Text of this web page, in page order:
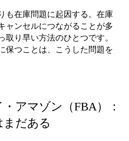
も在庫問題に起因する。在庫
ャンセルにつながることが多
取り早い方法のひとつです。
保つことは、こうした問題を
アマゾン（FBA）：
だある